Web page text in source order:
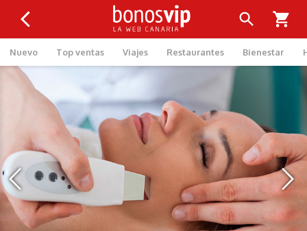
Nuevo Top ventas Viajes Restaurantes Bienestar
‹ ›